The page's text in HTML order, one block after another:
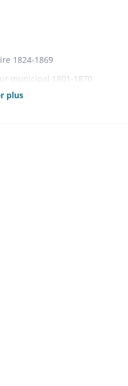
1824-1869
municipal 1801-1870
plus